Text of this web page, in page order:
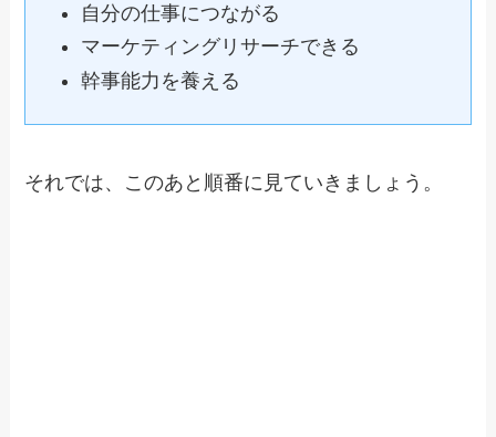
自分の仕事につながる
マーケティングリサーチできる
幹事能力を養える
それでは、このあと順番に見ていきましょう。